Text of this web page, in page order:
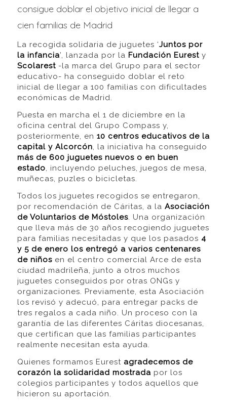
consigue doblar el objetivo inicial de llegar a
cien familias de Madrid
La recogida solidaria de juguetes ‘Juntos por
la infancia’, lanzada por la Fundación Euresty
Scolarest -la marca del Grupo para el sector
educativo- ha conseguido doblar el reto
inicial de llegar a 100 familias con dificultades
económicas de Madrid.
Puesta en marcha el 1 de diciembre en la
oficina central del Grupo Compass y,
posteriormente, en 10 centros educativos de la
capital y Alcorcón, la iniciativa ha conseguido
más de 600 juguetes nuevos o en buen
estado, incluyendo peluches, juegos de mesa,
muñecas, puzles o bicicletas.
Todos los juguetes recogidos se entregaron,
por recomendación de Cáritas, a la Asociación
de Voluntarios de Móstoles. Una organización
que lleva más de 30 años recogiendo juguetes
para familias necesitadas y que los pasados 4
y 5 de enero los entregó a varios centenares
de niñosen el centro comercial Arce de esta
ciudad madrileña, junto a otros muchos
juguetes conseguidos por otras ONGs y
organizaciones. Previamente, esta Asociación
los revisó y adecuó, para entregar packs de
tres regalos a cada niño. Un proceso con la
garantía de las diferentes Cáritas diocesanas,
que certifican que las familias participantes
realmente necesitan esta ayuda.
Quienes formamos Eurest agradecemos de
corazón la solidaridad mostrada por los
colegios participantes y todos aquellos que
hicieron su aportación.